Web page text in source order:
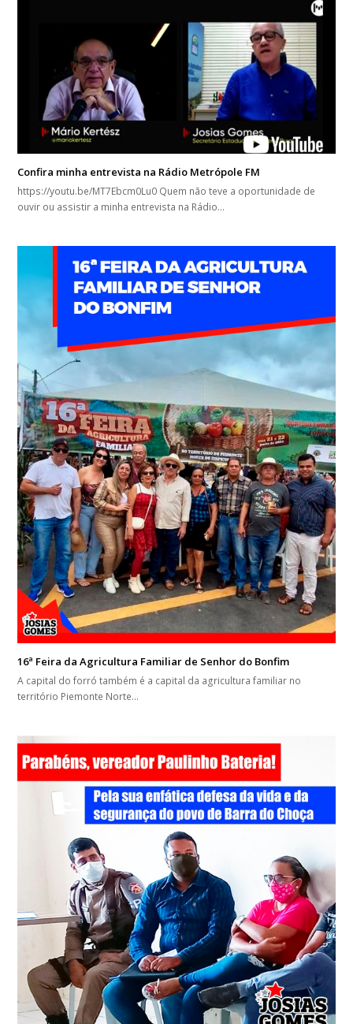
Confira minha entrevista na Rádio Metrópole FM
https://youtu.be/MT7Ebcm0Lu0 Quem não teve a oportunidade de
ouvir ou assistir a minha entrevista na Rádio…
16ª Feira da Agricultura Familiar de Senhor do Bonfim
A capital do forró também é a capital da agricultura familiar no
território Piemonte Norte…